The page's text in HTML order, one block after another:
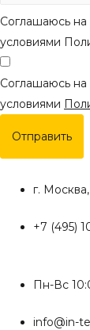
Соглашаюсь на
условиями
Соглашаюсь на
условиями
Отправить
г.
+7 (495)
Пн-Вс
info@in-